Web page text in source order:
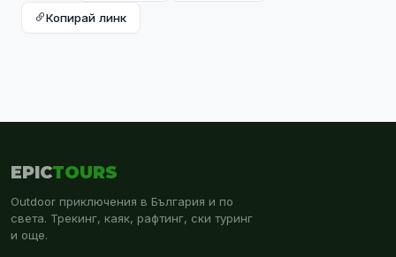
Копирай линк
EPICTOURS
Outdoor приключения в България и по
света. Трекинг, каяк, рафтинг, ски туринг
и още.